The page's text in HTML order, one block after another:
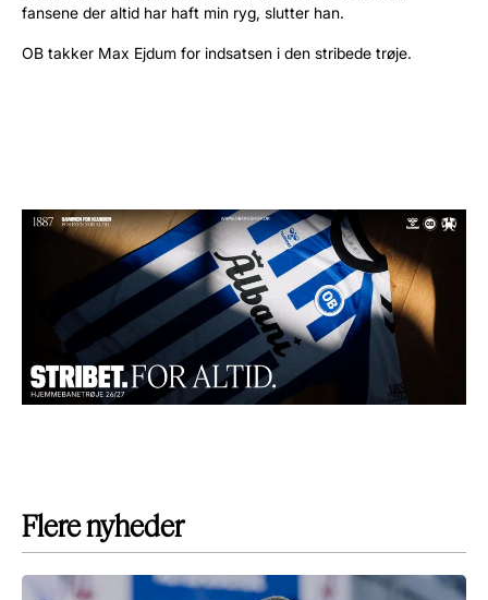
fansene der altid har haft min ryg, slutter han.
OB takker Max Ejdum for indsatsen i den stribede trøje.
Flere nyheder